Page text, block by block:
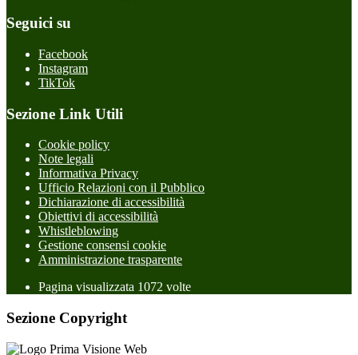
Seguici su
Facebook
Instagram
TikTok
Sezione Link Utili
Cookie policy
Note legali
Informativa Privacy
Ufficio Relazioni con il Pubblico
Dichiarazione di accessibilità
Obiettivi di accessibilità
Whistleblowing
Gestione consensi cookie
Amministrazione trasparente
Pagina visualizzata 1072 volte
Sezione Copyright